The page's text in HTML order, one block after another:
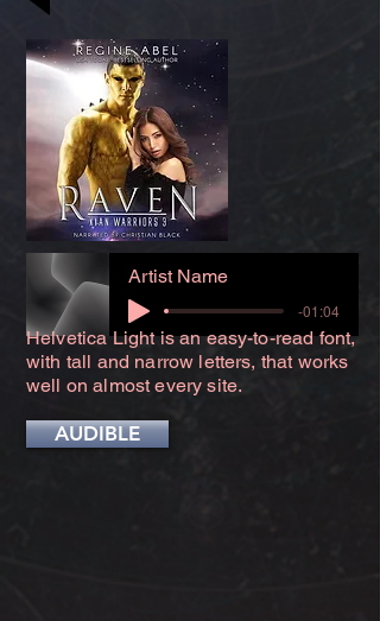
Artist Name
-01:04
Helvetica Light is an easy-to-read font,
with tall and narrow letters, that works
well on almost every site.
AUDIBLE